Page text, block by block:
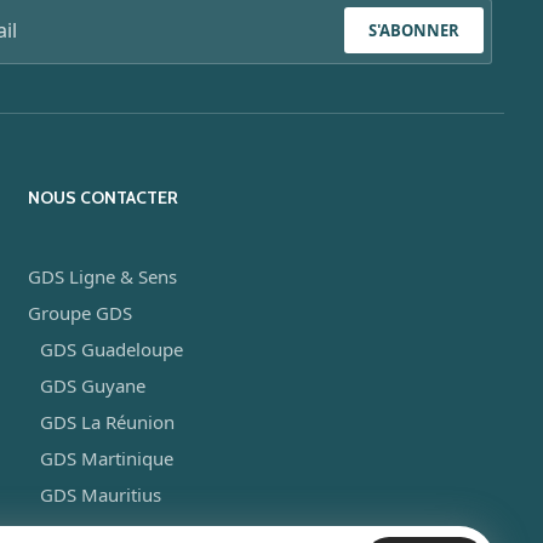
S'ABONNER
NOUS CONTACTER
GDS Ligne & Sens
Groupe GDS
GDS Guadeloupe
GDS Guyane
GDS La Réunion
GDS Martinique
GDS Mauritius